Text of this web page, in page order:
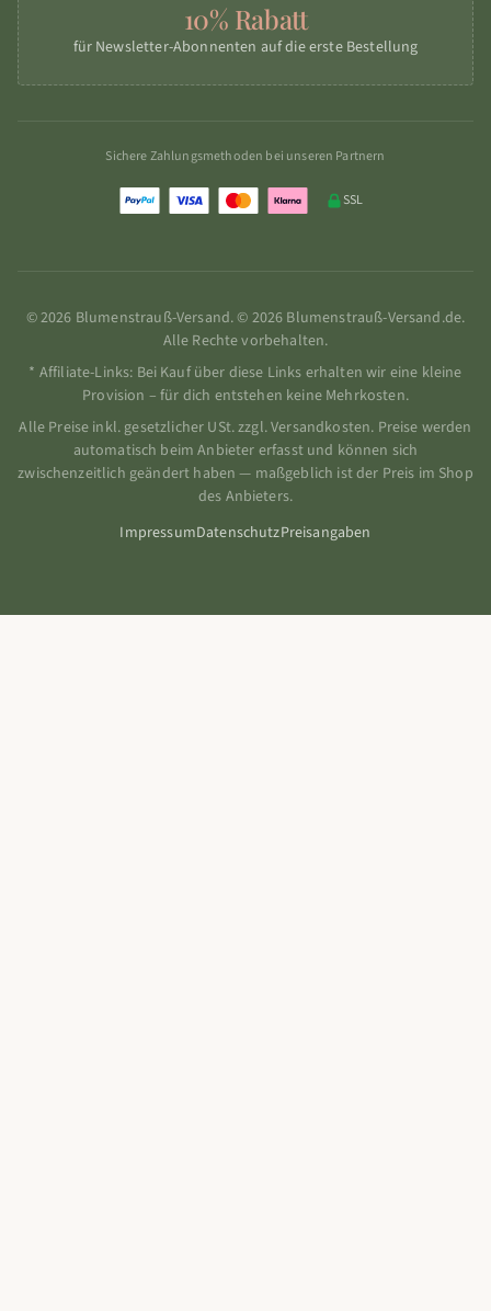
10% Rabatt
für Newsletter-Abonnenten auf die erste Bestellung
Sichere Zahlungsmethoden bei unseren Partnern
SSL
© 2026 Blumenstrauß-Versand. © 2026 Blumenstrauß-Versand.de.
Alle Rechte vorbehalten.
* Affiliate-Links: Bei Kauf über diese Links erhalten wir eine kleine
Provision – für dich entstehen keine Mehrkosten.
Alle Preise inkl. gesetzlicher USt. zzgl. Versandkosten. Preise werden
automatisch beim Anbieter erfasst und können sich
zwischenzeitlich geändert haben — maßgeblich ist der Preis im Shop
des Anbieters.
ImpressumDatenschutzPreisangaben